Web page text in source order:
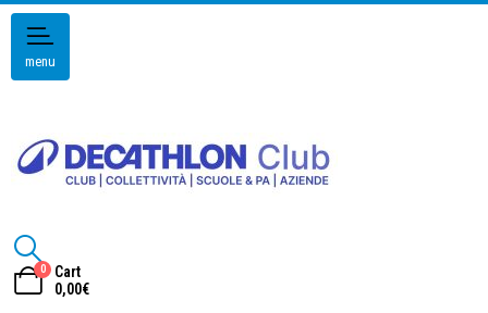
menu
0
Cart
0,00€